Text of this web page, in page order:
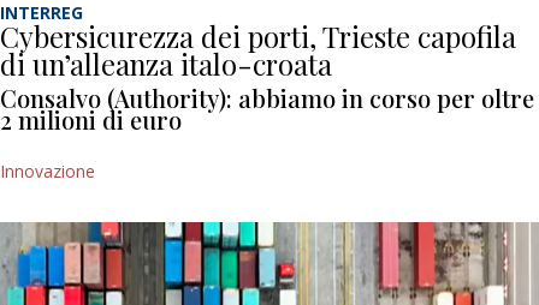
INTERREG
Cybersicurezza dei porti, Trieste capofila
di un’alleanza italo-croata
Consalvo (Authority): abbiamo in corso per oltre
2 milioni di euro
Innovazione